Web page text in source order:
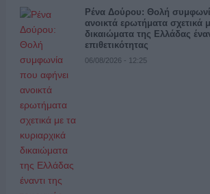
Ρένα Δούρου: Θολή
ανοικτά ερωτήματα σχετικά
δικαιώματα της Ελλάδας
επιθετικότητας
06/08/2026 - 12:25